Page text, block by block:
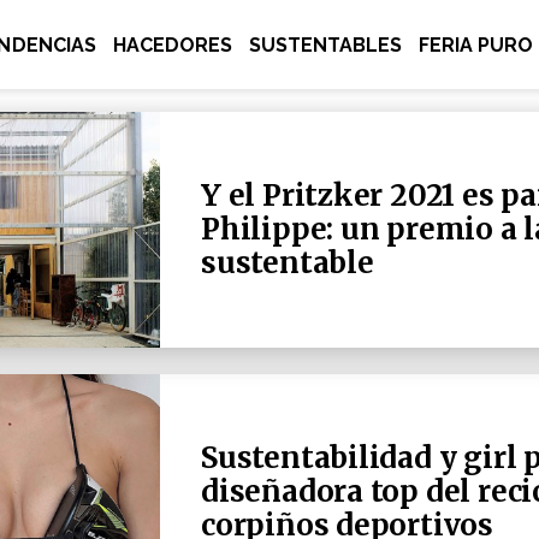
HACEDORES SUSTENTABLES FERIA
Y el Pritzker 2021 es
Philippe: un premio a
sustentable
Sustentabilidad y girl
diseñadora top del
corpiños deportivos